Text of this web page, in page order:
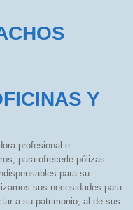
Y
profesional e
para ofrecerle pólizas
para su
sus necesidades para
a su patrimonio, al de sus